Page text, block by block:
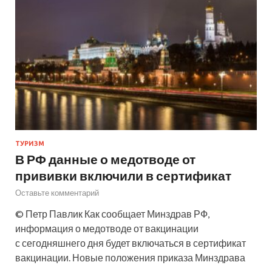
ТУРИЗМ
В РФ данные о медотводе от
прививки включили в сертификат
Оставьте комментарий
© Петр Павлик Как сообщает Минздрав РФ,
информация о медотводе от вакцинации
с сегодняшнего дня будет включаться в сертификат
вакцинации. Новые положения приказа Минздрава